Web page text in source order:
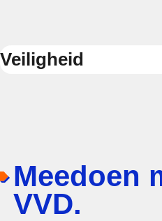
Veiligheid
Meedoen
VVD.